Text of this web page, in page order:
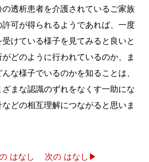
の透析患者を介護されているご家族
可が得られるようであれば、一度
けている様子を見てみると良いと
どのように行われているのか、ま
な様子でいるのかを知ることは、
ざまな認識のずれをなくす一助にな
どの相互理解につながると思いま
はなし 次の はなし▶